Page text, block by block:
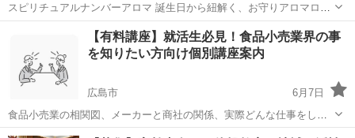
スピリチュアルナンバーアロマ 誕生日から紐解く、お守りアロマロー
ルオン作り。 スピリチュアルナンバーとは？ 現代の数秘術のルーツと
なった、西暦が始まるよりも古くから存在する占術。 一般的な数秘術
が生...
その他 スピリチュアル
【有料講座】就活生必見！食品小売業界の事
を知りたい方向け個別講座案内
広島市
6月7日
食品小売業の相関図、メーカーと商社の関係、実際どんな仕事をして
いるの？などなど食品小売業界の今を現役の営業マンがお伝えしま
広島 広島市 その他 講座